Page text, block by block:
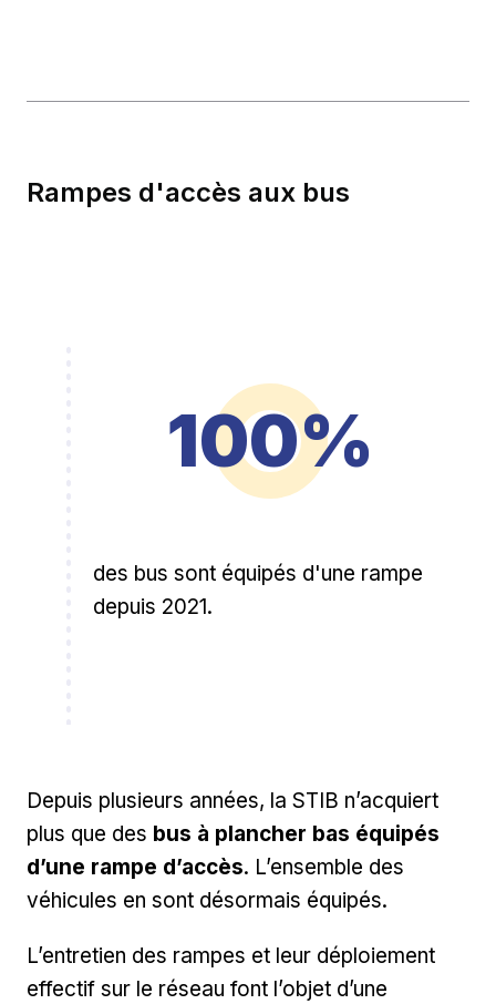
Rampes d'accès aux bus
100%
des bus sont équipés d'une rampe
depuis 2021.
Depuis plusieurs années, la STIB n’acquiert
plus que des bus à plancher bas équipés
d’une rampe d’accès. L’ensemble des
véhicules en sont désormais équipés.
L’entretien des rampes et leur déploiement
effectif sur le réseau font l’objet d’une